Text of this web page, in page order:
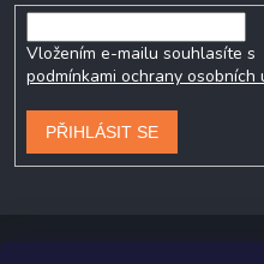
Vložením e-mailu souhlasíte s
podmínkami ochrany osobních
PŘIHLÁSIT SE